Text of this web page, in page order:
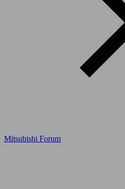
Mitsubishi Forum